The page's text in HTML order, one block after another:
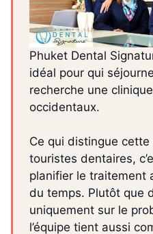
Phuket Dental
idéal pour qui
recherche une
occidentaux.
Ce qui distingue cette
touristes dentaires,
planifier le traitement
du temps. Plutôt que
uniquement sur le
l’équipe tient aussi